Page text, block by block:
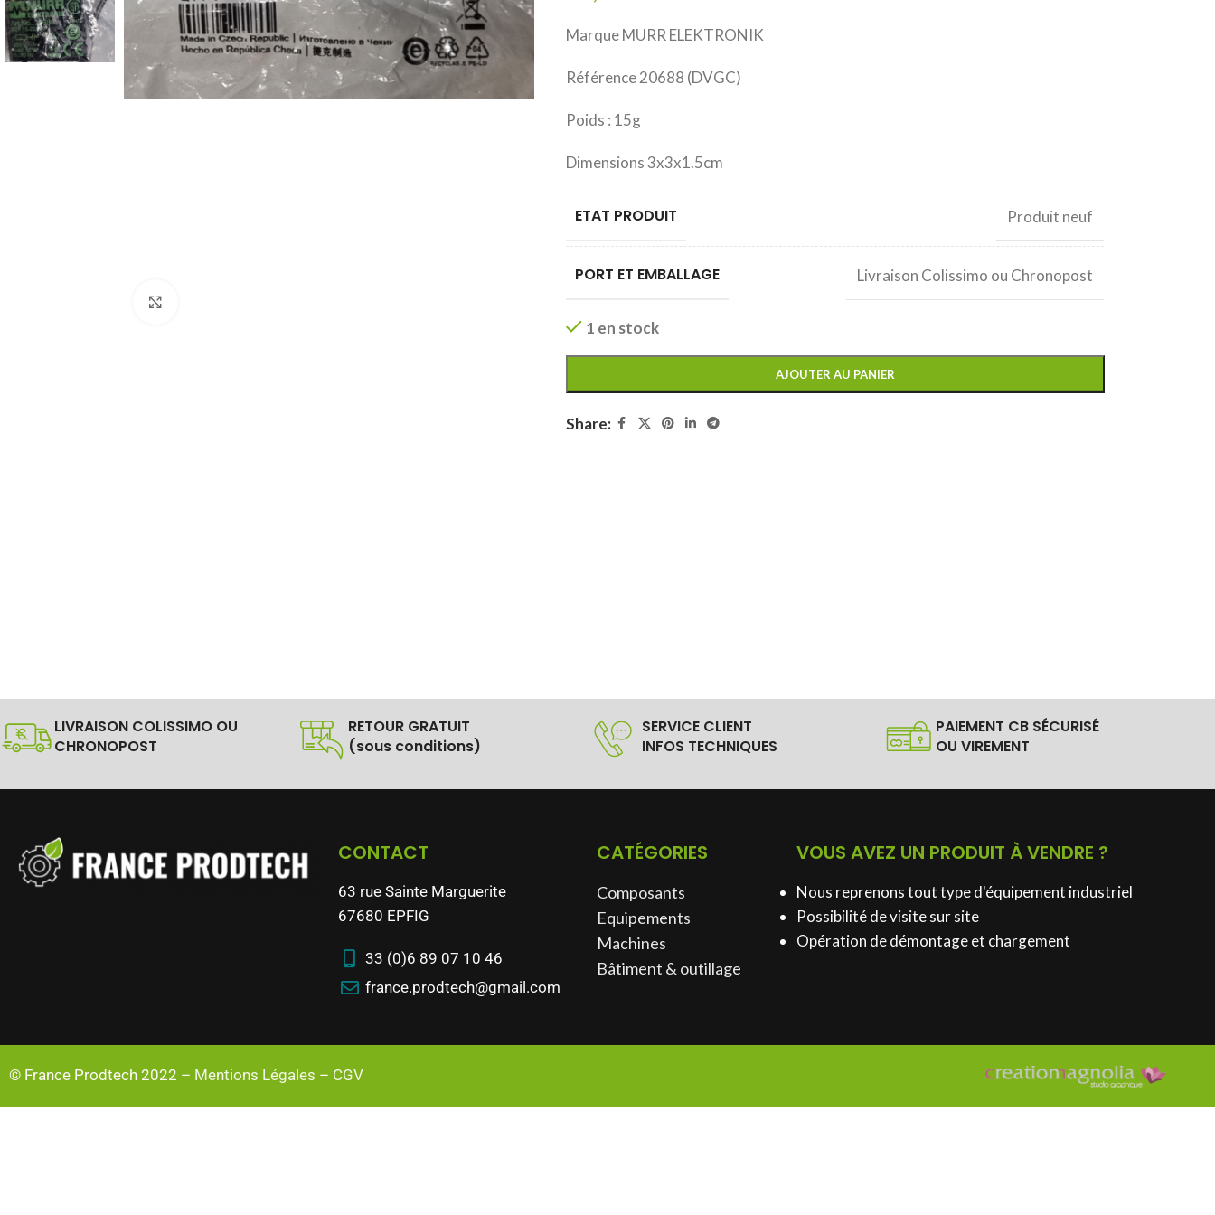
Marque MURR ELEKTRONIK
Référence 20688 (DVGC)
Poids : 15g
Dimensions 3x3x1.5cm
ETAT PRODUIT Produit neuf
PORT ET EMBALLAGE Livraison Colissimo ou Chronopost
1 en stock
AJOUTER AU PANIER
Share:
LIVRAISON COLISSIMO OU
CHRONOPOST
RETOUR GRATUIT
(sous conditions)
SERVICE CLIENT
INFOS TECHNIQUES
PAIEMENT CB SÉCURISÉ
OU VIREMENT
CONTACT
63 rue Sainte Marguerite
67680 EPFIG
33 (0)6 89 07 10 46
france.prodtech@gmail.com
CATÉGORIES
Composants
Equipements
Machines
Bâtiment & outillage​
VOUS AVEZ UN PRODUIT À VENDRE ?
Nous reprenons tout type d'équipement industriel
Possibilité de visite sur site
Opération de démontage et chargement
© France Prodtech 2022 – Mentions Légales – CGV